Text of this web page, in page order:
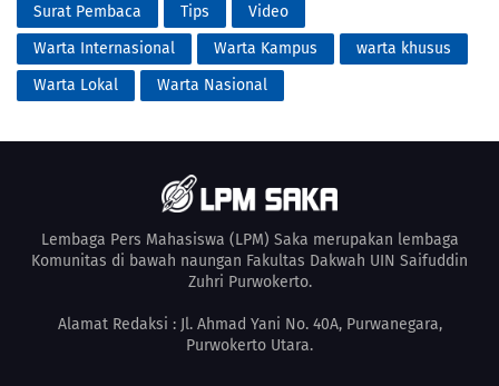
Surat Pembaca
Tips
Video
Warta Internasional
Warta Kampus
warta khusus
Warta Lokal
Warta Nasional
Lembaga Pers Mahasiswa (LPM) Saka merupakan lembaga
Komunitas di bawah naungan Fakultas Dakwah UIN Saifuddin
Zuhri Purwokerto.
Alamat Redaksi : Jl. Ahmad Yani No. 40A, Purwanegara,
Purwokerto Utara.